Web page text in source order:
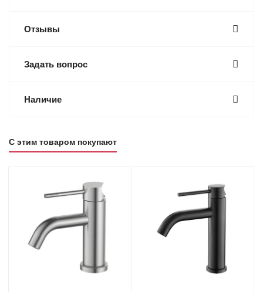
Отзывы
Задать вопрос
Наличие
С этим товаром покупают